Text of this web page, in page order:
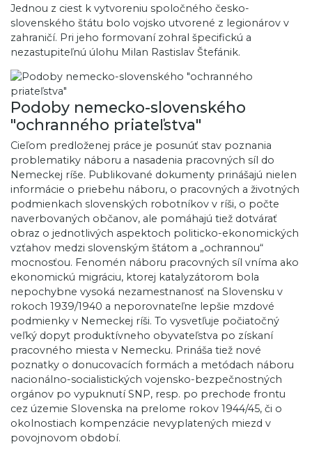
Jednou z ciest k vytvoreniu spoločného česko-
slovenského štátu bolo vojsko utvorené z legionárov v
zahraničí. Pri jeho formovaní zohral špecifickú a
nezastupiteľnú úlohu Milan Rastislav Štefánik.
Podoby nemecko-slovenského
"ochranného priateľstva"
Cieľom predloženej práce je posunúť stav poznania
problematiky náboru a nasadenia pracovných síl do
Nemeckej ríše. Publikované dokumenty prinášajú nielen
informácie o priebehu náboru, o pracovných a životných
podmienkach slovenských robotníkov v ríši, o počte
naverbovaných občanov, ale pomáhajú tiež dotvárať
obraz o jednotlivých aspektoch politicko-ekonomických
vzťahov medzi slovenským štátom a „ochrannou“
mocnosťou. Fenomén náboru pracovných síl vníma ako
ekonomickú migráciu, ktorej katalyzátorom bola
nepochybne vysoká nezamestnanosť na Slovensku v
rokoch 1939/1940 a neporovnateľne lepšie mzdové
podmienky v Nemeckej ríši. To vysvetľuje počiatočný
veľký dopyt produktívneho obyvateľstva po získaní
pracovného miesta v Nemecku. Prináša tiež nové
poznatky o donucovacích formách a metódach náboru
nacionálno-socialistických vojensko-bezpečnostných
orgánov po vypuknutí SNP, resp. po prechode frontu
cez územie Slovenska na prelome rokov 1944/45, či o
okolnostiach kompenzácie nevyplatených miezd v
povojnovom období.